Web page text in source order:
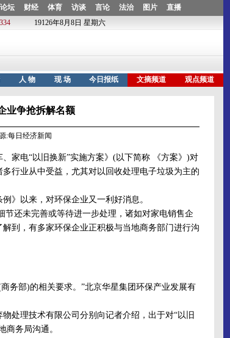
业争抢拆解名额
每日经济新闻
电“以旧换新”实施方案》(以下简称 《方案》)对
行业从中受益，尤其对以回收处理电子垃圾为主的
以来，对环保企业又一利好消息。
还未完善或等待进一步处理，诸如对家电销售企
到，有多家环保企业正积极与当地商务部门进行沟
部)的相关要求。”北京华星集团环保产业发展有
理技术有限公司分别向记者介绍，出于对“以旧
商务局沟通。